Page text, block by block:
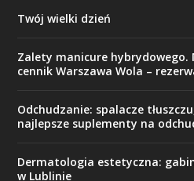
Twój wielki dzień
Zalety manicure hybrydowego.
cennik Warszawa Wola –
Odchudzanie: spalacze
najlepsze suplementy na
Dermatologia estetyczna:
w Lublinie